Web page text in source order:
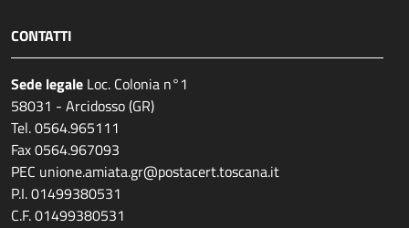
CONTATTI
Sede legale Loc. Colonia n°1
58031 - Arcidosso (GR)
Tel. 0564.965111
Fax 0564.967093
PEC unione.amiata.gr@postacert.toscana.it
P.I. 01499380531
C.F. 01499380531